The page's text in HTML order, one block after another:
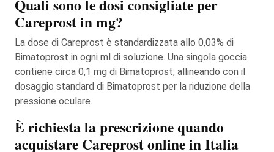
Quali sono le dosi consigliate per
Careprost in mg?
La dose di Careprost è standardizzata allo 0,03% di
Bimatoprost in ogni ml di soluzione. Una singola goccia
contiene circa 0,1 mg di Bimatoprost, allineando con il
dosaggio standard di Bimatoprost per la riduzione della
pressione oculare.
È richiesta la prescrizione quando
acquistare Careprost online in Italia